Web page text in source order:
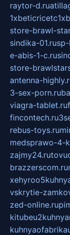
raytor-d.ru
store-brawl-
sindika-01.ru
e-abis-1-c.ru
store-
antenna-
3-sex-porn.ru
viagra-tablet.ru
fincontech.ru
rebus-toys.ru
medsprawo-4-
zajmy24.ru
brazzerscom.ru
vskrytie-
zed-online.ru